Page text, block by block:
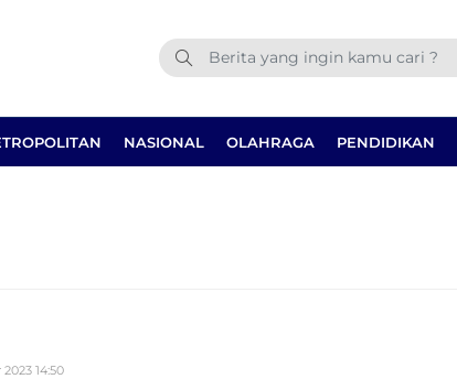
NASIONAL OLAHRAGA PENDIDIKAN
14:50